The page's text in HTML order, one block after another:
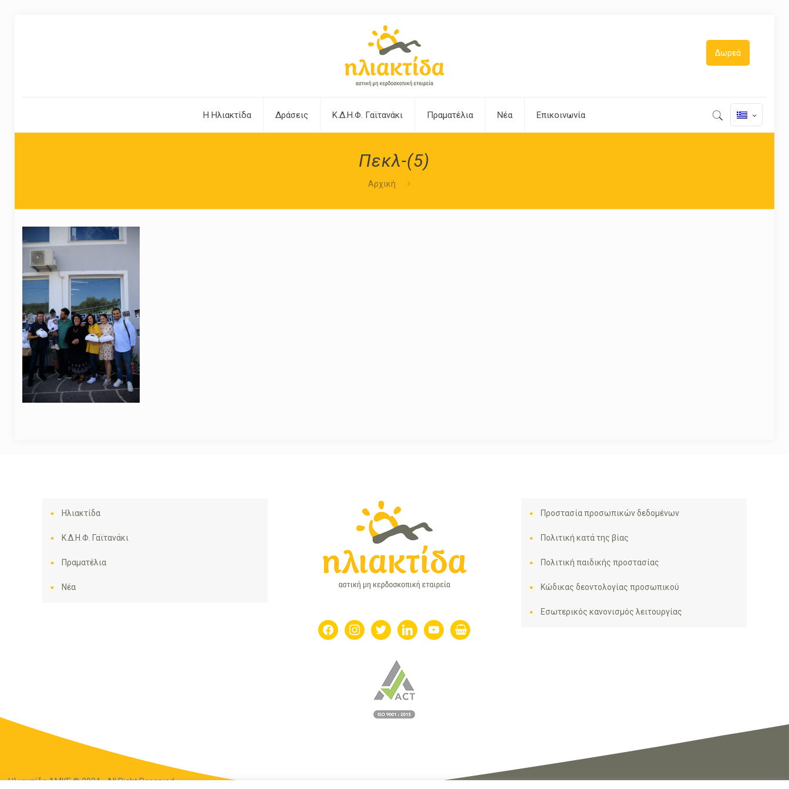
Η Ηλιακτίδα Δράσεις Κ.Δ.Η.Φ. Γαϊτανάκι Πραματέλια Νέα Επικοινωνία
Δωρεά
Πεκλ-(5)
Αρχική
Ηλιακτίδα
Κ.Δ.Η.Φ. Γαϊτανάκι
Πραματέλια
Νέα
facebookinstagram
twitter linkedinyoutubeshopping-
basket
Προστασία προσωπικών δεδομένων
Πολιτική κατά της βίας
Πολιτική παιδικής προστασίας
Κώδικας δεοντολογίας προσωπικού
Εσωτερικός κανονισμός λειτουργίας
Ηλιακτίδα ΑΜΚΕ © 2024 - All Right Reserved